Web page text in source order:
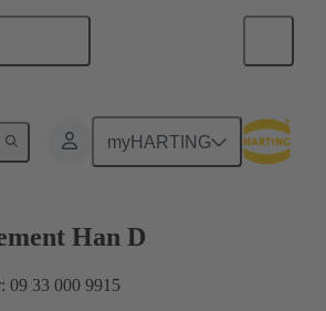
myHARTING
Han D
09 33 000 9915